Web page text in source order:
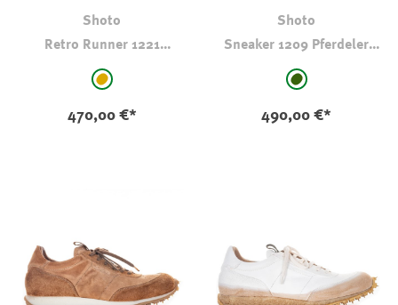
Shoto
Retro Runner 1221
auswählen
hellbraun-camel
470,00 €*
Shoto
Sneaker 1209 Pferdeler
auswählen
dkl oliv-kaki
490,00 €*